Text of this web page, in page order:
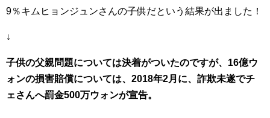
9％キムヒョンジュンさんの子供だという結果が出ました！
↓
子供の父親問題については決着がついたのですが、16億ウ
ォンの損害賠償については、2018年2月に、詐欺未遂でチ
ェさんへ罰金500万ウォンが宣告。